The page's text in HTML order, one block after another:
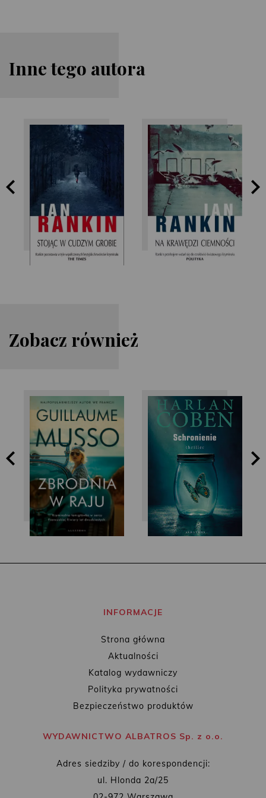
Inne tego autora
Ian Rankin Ian Rankin
Zobacz również
Guillaume Musso Harlan Coben
INFORMACJE
Strona główna
Aktualności
Katalog wydawniczy
Polityka prywatności
Bezpieczeństwo produktów
WYDAWNICTWO ALBATROS Sp. z o.o.
Adres siedziby / do korespondencji:
ul. Hlonda 2a/25